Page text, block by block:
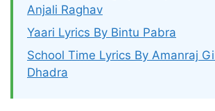
Anjali Raghav
Yaari Lyrics By Bintu Pabra
School Time Lyrics By Amanraj
Dhadra